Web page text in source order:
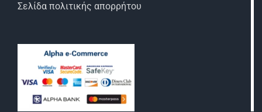
Σελίδα πολιτικής απορρήτου